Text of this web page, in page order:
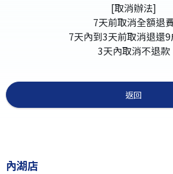
[取消辦法]
7天前取消全額退
7天內到3天前取消退還
3天內取消不退款
返回
內湖店